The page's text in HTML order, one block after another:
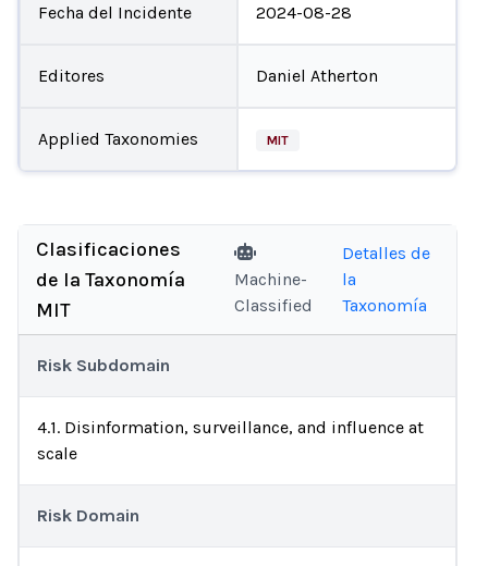
Fecha del Incidente 2024-08-28
Editores Daniel Atherton
Applied Taxonomies MIT
Clasificaciones
de la Taxonomía
MIT
Machine-
Classified
Detalles de
la
Taxonomía
Risk Subdomain
4.1. Disinformation, surveillance, and influence at
scale
Risk Domain